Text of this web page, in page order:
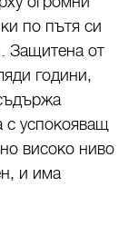
по пътя си
Защитена от
години,
с успокояващ
високо ниво
и има